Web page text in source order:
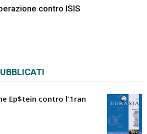
contro ISIS
Ep$tein contro l'1ran